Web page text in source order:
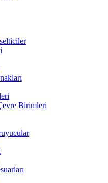
Birimleri